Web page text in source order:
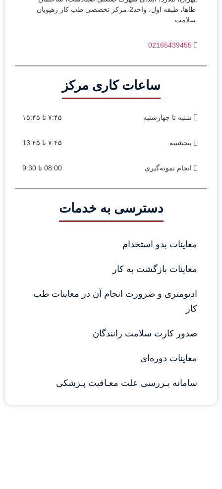
طاها، طبقه اول، واحد2،مرکز تخصصی طب کار رهپویان
سلامت
02165439455
ساعات کاری مرکز
شنبه تا چهارشنبه ۷:۴۵ تا ۱۵:۴۵
پنجشنبه ۷:۴۵ تا 13:۴۵
انجام نمونه‌گیری 08:00 تا 9:30
دسترسی به خدمات
معاینات بدو استخدام
معاینات بازگشت به کار
ادیومتری و ضرورت انجام آن در معاینات طب
کار
صدور کارت سلامت رانندگان
معاینات دوره‌ای
سامانه بـررسی علت معـافیت پـزشکی